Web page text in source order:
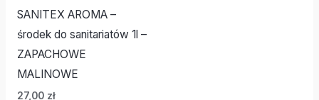
SANITEX AROMA –
środek do sanitariatów 1l –
ZAPACHOWE
MALINOWE
27,00 zł